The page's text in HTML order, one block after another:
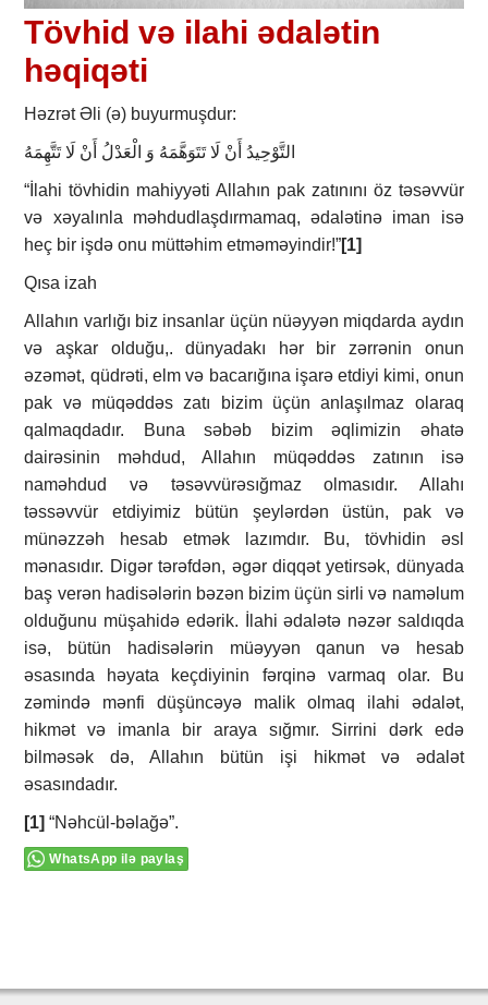
Tövhid və ilahi ədalətin
həqiqəti
Həzrət Əli (ə) buyurmuşdur:
التَّوْحِيدُ أَنْ لَا تَتَوَهَّمَهُ وَ الْعَدْلُ أَنْ لَا تَتَّهِمَهُ
“İlahi tövhidin mahiyyəti Allahın pak zatınını öz təsəvvür
və xəyalınla məhdudlaşdırmamaq, ədalətinə iman isə
heç bir işdə onu müttəhim etməməyindir!”[1]
Qısa izah
Allahın varlığı biz insanlar üçün nüəyyən miqdarda aydın
və aşkar olduğu,. dünyadakı hər bir zərrənin onun
əzəmət, qüdrəti, elm və bacarığına işarə etdiyi kimi, onun
pak və müqəddəs zatı bizim üçün anlaşılmaz olaraq
qalmaqdadır. Buna səbəb bizim əqlimizin əhatə
dairəsinin məhdud, Allahın müqəddəs zatının isə
naməhdud və təsəvvürəsığmaz olmasıdır. Allahı
təssəvvür etdiyimiz bütün şeylərdən üstün, pak və
münəzzəh hesab etmək lazımdır. Bu, tövhidin əsl
mənasıdır. Digər tərəfdən, əgər diqqət yetirsək, dünyada
baş verən hadisələrin bəzən bizim üçün sirli və naməlum
olduğunu müşahidə edərik. İlahi ədalətə nəzər saldıqda
isə, bütün hadisələrin müəyyən qanun və hesab
əsasında həyata keçdiyinin fərqinə varmaq olar. Bu
zəmində mənfi düşüncəyə malik olmaq ilahi ədalət,
hikmət və imanla bir araya sığmır. Sirrini dərk edə
bilməsək də, Allahın bütün işi hikmət və ədalət
əsasındadır.
[1] “Nəhcül-bəlağə”.
WhatsApp ilə paylaş